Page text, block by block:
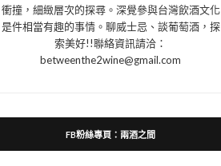
衝撞，細緻層次的探尋。深覺參與台灣飲酒文化
是件相當有趣的事情。聊威士忌、談葡萄酒，探
索美好!!聯絡資訊請洽：
betweenthe2wine@gmail.com
FB粉絲專頁：兩酒之間